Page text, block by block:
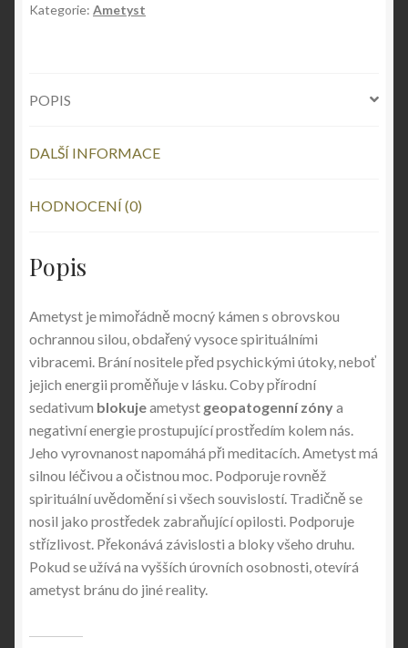
Kategorie: Ametyst
POPIS
DALŠÍ INFORMACE
HODNOCENÍ (0)
Popis
Ametyst je mimořádně mocný kámen s obrovskou
ochrannou silou, obdařený vysoce spirituálními
vibracemi. Brání nositele před psychickými útoky, neboť
jejich energii proměňuje v lásku. Coby přírodní
sedativum blokujeametyst geopatogenní zónya
negativní energie prostupující prostředím kolem nás.
Jeho vyrovnanost napomáhá při meditacích. Ametyst má
silnou léčivou a očistnou moc. Podporuje rovněž
spirituální uvědomění si všech souvislostí. Tradičně se
nosil jako prostředek zabraňující opilosti. Podporuje
střízlivost. Překonává závislosti a bloky všeho druhu.
Pokud se užívá na vyšších úrovních osobnosti, otevírá
ametyst bránu do jiné reality.